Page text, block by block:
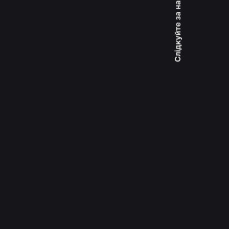
Слідкуйте за нами